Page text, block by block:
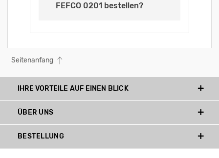
FEFCO 0201 bestellen?
Seitenanfang
IHRE VORTEILE AUF EINEN BLICK
ÜBER UNS
BESTELLUNG